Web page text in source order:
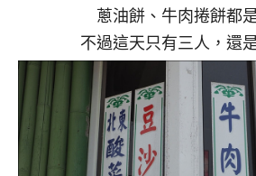
蔥油餅、牛肉捲餅都
不過這天只有三人，還